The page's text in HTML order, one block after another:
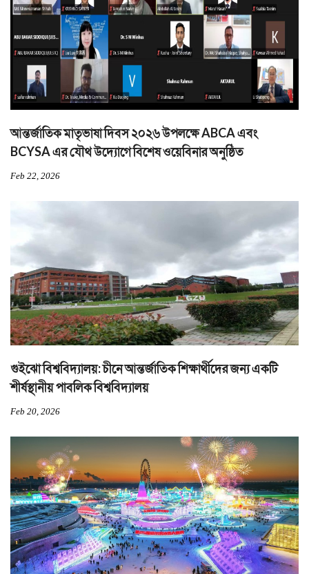
আন্তর্জাতিক মাতৃভাষা দিবস ২০২৬ উপলক্ষে ABCA এবং
BCYSA এর যৌথ উদ্যোগে বিশেষ ওয়েবিনার অনুষ্ঠিত
Feb 22, 2026
গুইঝো বিশ্ববিদ্যালয়: চীনে আন্তর্জাতিক শিক্ষার্থীদের জন্য একটি
শীর্ষস্থানীয় পাবলিক বিশ্ববিদ্যালয়
Feb 20, 2026